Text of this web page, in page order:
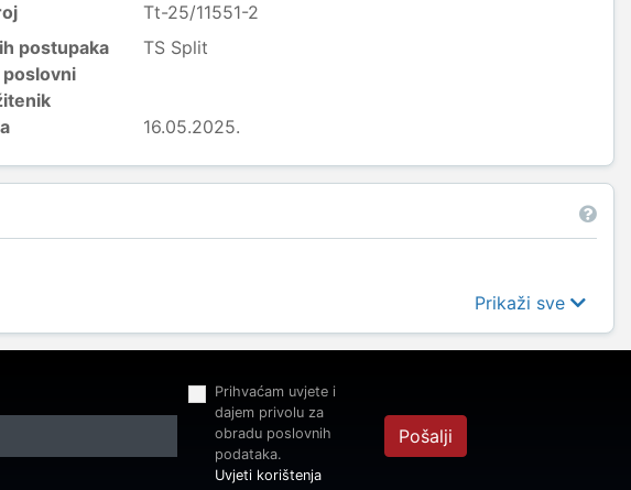
Tt-25/11551-2
postupaka
poslovni
TS Split
16.05.2025.
Prikaži sve
Prihvaćam uvjete i
dajem privolu za
obradu poslovnih
podataka.
Uvjeti korištenja
Pošalji